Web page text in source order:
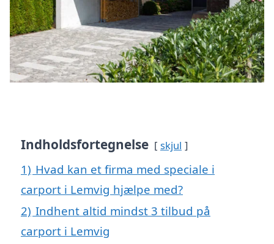
Indholdsfortegnelse skjul
1) Hvad kan et firma med speciale i
carport i Lemvig hjælpe med?
2) Indhent altid mindst 3 tilbud på
carport i Lemvig